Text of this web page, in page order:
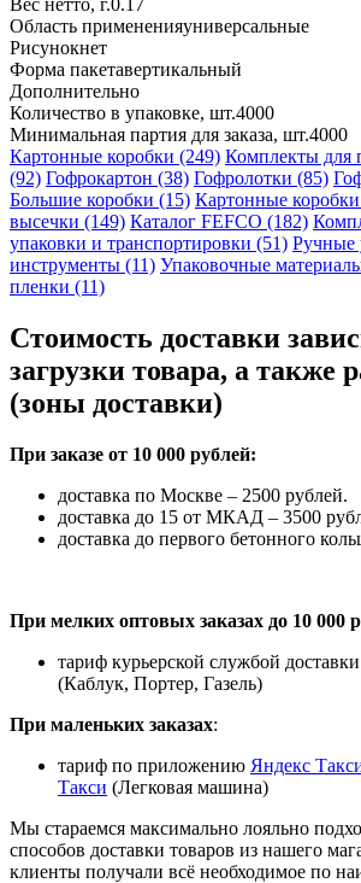
Вес нетто, г.0.17
Область примененияуниверсальные
Рисунокнет
Форма пакетавертикальный
Дополнительно
Количество в упаковке, шт.4000
Минимальная партия для заказа, шт.4000
Картонные коробки (249) Комплекты для
(92) Гофрокартон (38) Гофролотки (85)
Большие коробки (15) Картонные
высечки (149) Каталог FEFCO (182)
упаковки и транспортировки (51) Ручные
инструменты (11) Упаковочные
пленки (11)
Стоимость доставки
загрузки товара, а также
(зоны доставки)
При заказе от 10 000 рублей:
доставка по Москве – 2500 рублей.
доставка до 15 от МКАД – 3500
доставка до первого бетонного
При мелких оптовых заказах до 10 000
тариф курьерской службой доставки
(Каблук, Портер, Газель)
При маленьких заказах:
тариф по приложению Яндекс
Такси (Легковая машина)
Мы стараемся максимально лояльно
способов доставки товаров из нашего
клиенты получали всё необходимое по